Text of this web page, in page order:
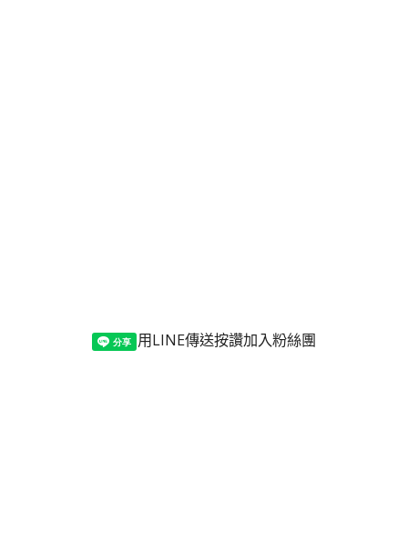
用LINE傳送按讚加入粉絲團